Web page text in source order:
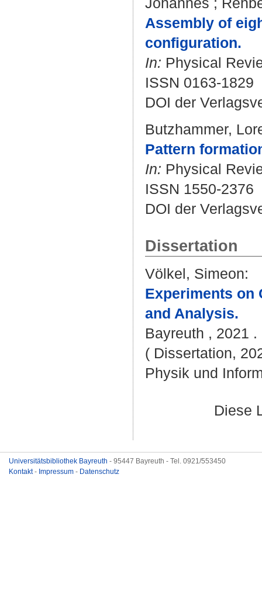
Assembly of
configuration.
In: Physical
ISSN 0163-1829
DOI der
Butzhammer,
Pattern
In: Physical
ISSN 1550-2376
DOI der
Dissertation
Völkel, Simeon:
Experiments on
and Analysis.
Bayreuth , 2021
( Dissertation,
Physik und
Diese
Universitätsbibliothek Bayreuth - 95447 Bayreuth - Tel. 0921/553450
Kontakt- Impressum - Datenschutz